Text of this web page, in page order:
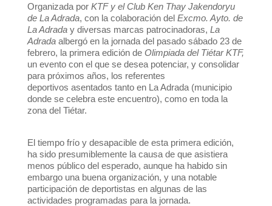
Organizada porKTF y el Club Ken Thay Jakendoryu
de La Adrada, con la colaboración del Excmo. Ayto. de
La Adraday diversas marcas patrocinadoras, La
Adradaalbergó en la jornada del pasado sábado 23 de
febrero, la primera edición de Olimpiada del Tiétar KTF,
un evento con el que se desea potenciar, y consolidar
para próximos años, los referentes
deportivos asentados tanto en La Adrada (municipio
donde se celebra este encuentro), como en toda la
zona del Tiétar.
El tiempo frío y desapacible de esta primera edición,
ha sido presumiblemente la causa de que asistiera
menos público del esperado, aunque ha habido sin
embargo una buena organización, y una notable
participación de deportistas en algunas de las
actividades programadas para la jornada.